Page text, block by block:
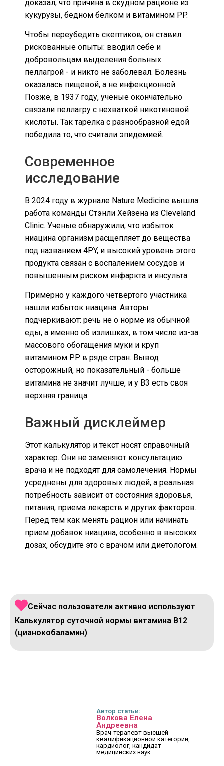
доказал, что причина в скудном рационе из
кукурузы, бедном белком и витамином PP.
Чтобы переубедить скептиков, он ставил
рискованные опыты: вводил себе и
добровольцам выделения больных
пеллагрой - и никто не заболевал. Болезнь
оказалась пищевой, а не инфекционной.
Позже, в 1937 году, ученые окончательно
связали пеллагру с нехваткой никотиновой
кислоты. Так тарелка с разнообразной едой
победила то, что считали эпидемией.
Современное
исследование
В 2024 году в журнале Nature Medicine вышла
работа команды Стэнли Хейзена из Cleveland
Clinic. Ученые обнаружили, что избыток
ниацина организм расщепляет до вещества
под названием 4PY, и высокий уровень этого
продукта связан с воспалением сосудов и
повышенным риском инфаркта и инсульта.
Примерно у каждого четвертого участника
нашли избыток ниацина. Авторы
подчеркивают: речь не о норме из обычной
еды, а именно об излишках, в том числе из-за
массового обогащения муки и круп
витамином PP в ряде стран. Вывод
осторожный, но показательный - больше
витамина не значит лучше, и у B3 есть своя
верхняя граница.
Важный дисклеймер
Этот калькулятор и текст носят справочный
характер. Они не заменяют консультацию
врача и не подходят для самолечения. Нормы
усреднены для здоровых людей, а реальная
потребность зависит от состояния здоровья,
питания, приема лекарств и других факторов.
Перед тем как менять рацион или начинать
прием добавок ниацина, особенно в высоких
дозах, обсудите это с врачом или диетологом.
Сейчас пользователи активно используют
Калькулятор суточной нормы витамина B12
(цианокобаламин)
Автор статьи:
Волкова Елена
Андреевна
Врач-терапевт высшей
квалификационной категории,
кардиолог, кандидат
медицинских наук.